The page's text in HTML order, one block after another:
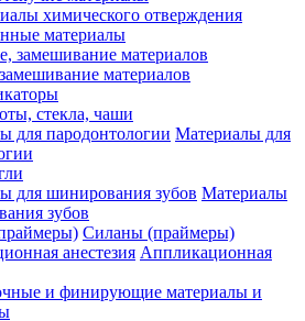
химического отверждения
материалы
материалов
стекла, чаши
Материалы для
Материалы
зубов
Силаны (праймеры)
Аппликационная